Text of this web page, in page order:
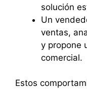
solución
Un
ventas,
y propone
comercial.
Estos